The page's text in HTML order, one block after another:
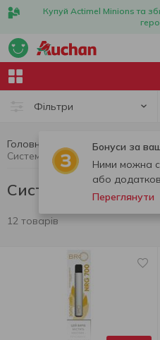
Купуй Actimel Minions та
Фільтри
Бонуси за
Ними можна
або
Переглянути
Головна
Системи
12 товарів